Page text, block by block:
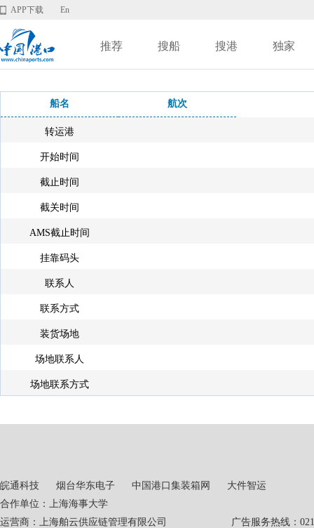
APP下载 En
推荐 搜船 搜港 独家
船名 航次
转运港
开始时间
截止时间
截关时间
AMS截止时间
挂靠码头
联系人
联系方式
装货场地
场地联系人
场地联系方式
皖通科技 烟台华东电子 中国港口集装箱网
大件智运
合作单位：上海海事大学
运营商：上海舶云供应链管理有限公司 广告服务热线：021-